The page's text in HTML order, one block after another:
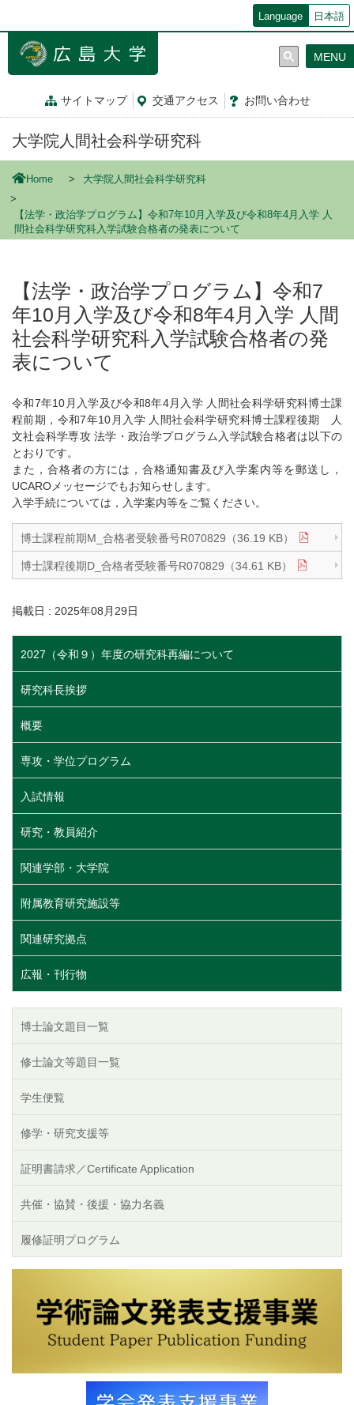
ン
Language 日本語
サイトマップ 交通アクセス お問い合わせ
MENU
大学院人間社会科学研究科
Home 大学院人間社会科学研究科
【法学・政治学プログラム】令和7年10月入学及び令和8年4月入学 人
間社会科学研究科入学試験合格者の発表について
【法学・政治学プログラム】令和7
年10月入学及び令和8年4月入学 人間
社会科学研究科入学試験合格者の発
表について
令和7年10月入学及び令和8年4月入学 人間社会科学研究科博士課
程前期，令和7年10月入学 人間社会科学研究科博士課程後期 人
文社会科学専攻 法学・政治学プログラム入学試験合格者は以下の
とおりです。
また，合格者の方には，合格通知書及び入学案内等を郵送し，
UCAROメッセージでもお知らせします。
入学手続については，入学案内等をご覧ください。
博士課程前期M_合格者受験番号R070829（36.19 KB）
博士課程後期D_合格者受験番号R070829（34.61 KB）
掲載日 : 2025年08月29日
2027（令和９）年度の研究科再編について
研究科長挨拶
概要
専攻・学位プログラム
入試情報
研究・教員紹介
関連学部・大学院
附属教育研究施設等
関連研究拠点
広報・刊行物
博士論文題目一覧
修士論文等題目一覧
学生便覧
修学・研究支援等
証明書請求／Certificate Application
共催・協賛・後援・協力名義
履修証明プログラム